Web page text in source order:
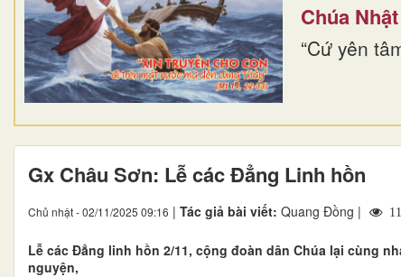
Chúa
“Cứ yên
Gx Châu Sơn: Lễ các Đẳng Linh hồn
Chủ nhật - 02/11/2025 09:16 | Tác giả bài viết: Quang Đồng |
Lễ các Đẳng linh hồn 2/11, cộng đoàn dân Chúa lại cùng
nguyện,